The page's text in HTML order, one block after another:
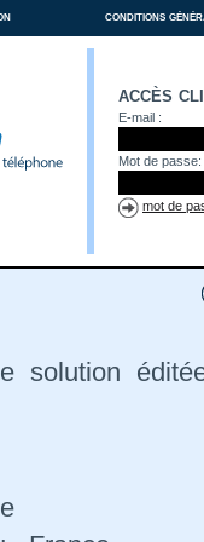
conditions
accès
E-mail :
Mot de passe:
mot de
solution